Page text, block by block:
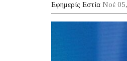
Εφημερίς Εστία Νοέ